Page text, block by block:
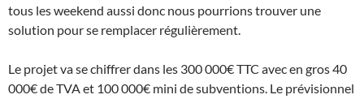
tous les weekend aussi donc nous pourrions trouver une
solution pour se remplacer régulièrement.
Le projet va se chiffrer dans les 300 000€ TTC avec en gros 40
000€ de TVA et 100 000€ mini de subventions. Le prévisionnel